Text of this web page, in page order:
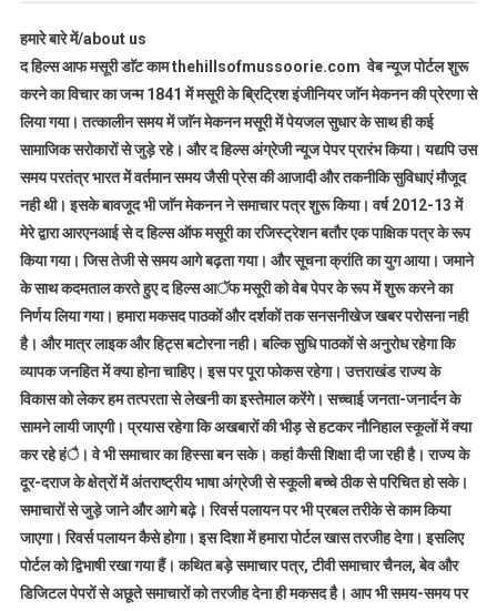
हमारे बारे में/about us
द हिल्स आफ मसूरी डाॅट काम thehillsofmussoorie.com वेब न्यूज पोर्टल शुरू
करने का विचार का जन्म 1841 में मसूरी के ब्रिट्रिश इंजीनियर जाॅन मेकनन की प्रेरणा से
लिया गया। तत्कालीन समय में जाॅन मेकनन मसूरी में पेयजल सुधार के साथ ही कई
सामाजिक सरोकारों से जुड़े रहे। और द हिल्स अंग्रेजी न्यूज पेपर प्रारंभ किया। यद्यपि उस
समय परतंत्र भारत में वर्तमान समय जैसी प्रेस की आजादी और तकनीकि सुविधाएं मौजूद
नही थी। इसके बावजूद भी जाॅन मेकनन ने समाचार पत्र शुरू किया। वर्ष 2012-13 में
मेरे द्वारा आरएनआई से द हिल्स ऑफ मसूरी का रजिस्ट्रेशन बतौर एक पाक्षिक पत्र के रूप
किया गया। जिस तेजी से समय आगे बढ़ता गया। और सूचना क्रांति का युग आया। जमाने
के साथ कदमताल करते हुए द हिल्स आॅफ मसूरी को वेब पेपर के रूप में शुरू करने का
निर्णय लिया गया। हमारा मकसद पाठकों और दर्शकों तक सनसनीखेज खबर परोसना नही
है। और मात्र लाइक और हिट्स बटोरना नही। बल्कि सुधि पाठकों से अनुरोध रहेगा कि
व्यापक जनहित में क्या होना चाहिए। इस पर पूरा फोकस रहेगा। उत्तराखंड राज्य के
विकास को लेकर हम तत्परता से लेखनी का इस्तेमाल करेंगे। सच्चाई जनता-जनार्दन के
सामने लायी जाएगी। प्रयास रहेगा कि अखबारों की भीड़ से हटकर नौनिहाल स्कूलों में क्या
कर रहे हंै। वे भी समाचार का हिस्सा बन सके। कहां कैसी शिक्षा दी जा रही है। राज्य के
दूर-दराज के क्षेत्रों में अंतराष्ट्रीय भाषा अंग्रेजी से स्कूली बच्चे ठीक से परिचित हो सके।
समाचारों से जुड़े जाने और आगे बढ़े। रिवर्स पलायन पर भी प्रबल तरीके से काम किया
जाएगा। रिवर्स पलायन कैसे होगा। इस दिशा में हमारा पोर्टल खास तरजीह देगा। इसलिए
पोर्टल को द्विभाषी रखा गया हैं। कथित बड़े समाचार पत्र, टीवी समाचार चैनल, बेव और
डिजिटल पेपरों से अछूते समाचारों को तरजीह देना ही मकसद है। आप भी समय-समय पर